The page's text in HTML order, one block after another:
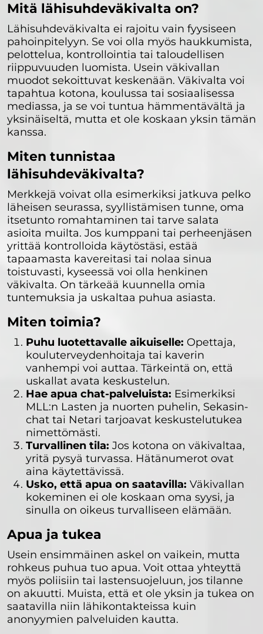
Mitä lähisuhdeväkivalta on?
Lähisuhdeväkivalta ei rajoitu vain fyysiseen
pahoinpitelyyn. Se voi olla myös haukkumista,
pelottelua, kontrollointia tai taloudellisen
riippuvuuden luomista. Usein väkivallan
muodot sekoittuvat keskenään. Väkivalta voi
tapahtua kotona, koulussa tai sosiaalisessa
mediassa, ja se voi tuntua hämmentävältä ja
yksinäiseltä, mutta et ole koskaan yksin tämän
kanssa.
Miten tunnistaa
lähisuhdeväkivalta?
Merkkejä voivat olla esimerkiksi jatkuva pelko
läheisen seurassa, syyllistämisen tunne, oma
itsetunto romahtaminen tai tarve salata
asioita muilta. Jos kumppani tai perheenjäsen
yrittää kontrolloida käytöstäsi, estää
tapaamasta kavereitasi tai nolaa sinua
toistuvasti, kyseessä voi olla henkinen
väkivalta. On tärkeää kuunnella omia
tuntemuksia ja uskaltaa puhua asiasta.
Miten toimia?
Puhu luotettavalle aikuiselle: Opettaja,
kouluterveydenhoitaja tai kaverin
vanhempi voi auttaa. Tärkeintä on, että
uskallat avata keskustelun.
Hae apua chat-palveluista: Esimerkiksi
MLL:n Lasten ja nuorten puhelin, Sekasin-
chat tai Netari tarjoavat keskustelutukea
nimettömästi.
Turvallinen tila: Jos kotona on väkivaltaa,
yritä pysyä turvassa. Hätänumerot ovat
aina käytettävissä.
Usko, että apua on saatavilla: Väkivallan
kokeminen ei ole koskaan oma syysi, ja
sinulla on oikeus turvalliseen elämään.
Apua ja tukea
Usein ensimmäinen askel on vaikein, mutta
rohkeus puhua tuo apua. Voit ottaa yhteyttä
myös poliisiin tai lastensuojeluun, jos tilanne
on akuutti. Muista, että et ole yksin ja tukea on
saatavilla niin lähikontakteissa kuin
anonyymien palveluiden kautta.